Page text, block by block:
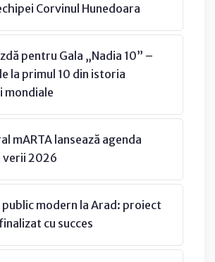
Corvinul Hunedoara
pentru Gala „Nadia 10” –
la primul 10 din istoria
mondiale
mARTA lansează agenda
verii 2026
modern la Arad: proiect
cu succes